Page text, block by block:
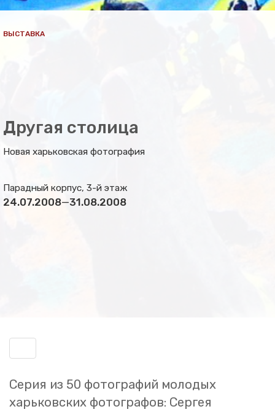
ВЫСТАВКА
Другая столица
Новая харьковская фотография
Парадный корпус, 3-й этаж
24.07.2008—31.08.2008
Серия из 50 фо­то­гра­фий мо­ло­дых
харь­ков­ских фо­то­гра­фов: Сер­гея